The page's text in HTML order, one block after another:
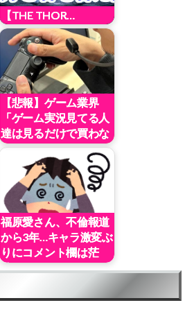
【THE THOR…
【悲報】ゲーム業界
「ゲーム実況見てる人
達は見るだけで買わな
い」←…
福原愛さん、不倫報道
から3年…キャラ激変ぶ
りにコメント欄は茫
然・・・